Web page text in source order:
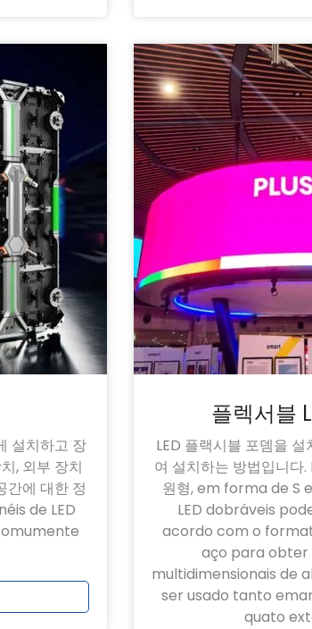
설치하고 장
, 외부 장치
간에 대한 정
de LED
플렉서블
LED 플랙시블 포뎀을
여 설치하는 방법입니다
원형, em forma de S
LED dobráveis
acordo com o
aço para obter
multidimensionais de
ser usado tanto
quato